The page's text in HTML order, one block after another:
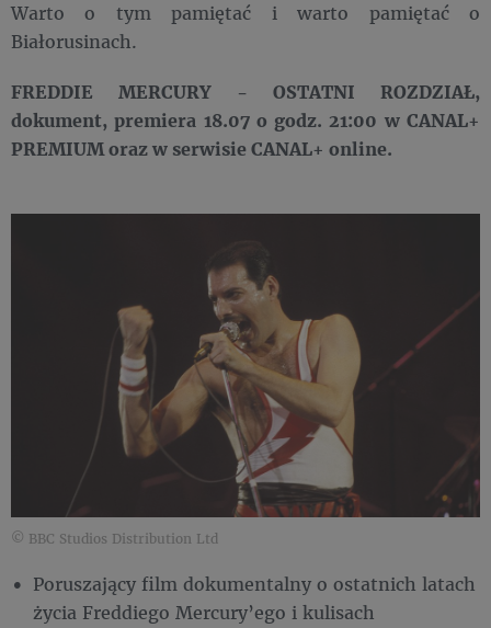
Warto o tym pamiętać i warto pamiętać o
Białorusinach.
FREDDIE MERCURY - OSTATNI ROZDZIAŁ,
dokument, premiera 18.07 o godz. 21:00 w CANAL+
PREMIUM oraz w serwisie CANAL+ online.
© BBC Studios Distribution Ltd
Poruszający film dokumentalny o ostatnich latach
życia Freddiego Mercury’ego i kulisach